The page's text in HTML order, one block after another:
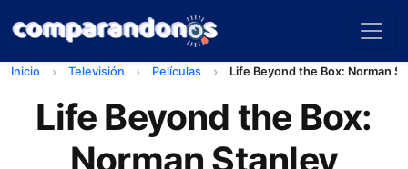
Inicio Televisión Películas Life Beyond the Box: Norman
Life Beyond the Box:
Norman Stanley